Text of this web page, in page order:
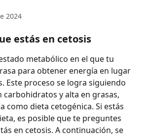
2024
estás en cetosis
metabólico en el que tu
para obtener energía en lugar
Este proceso se logra siguiendo
carbohidratos y alta en grasas,
como dieta cetogénica. Si estás
es posible que te preguntes
en cetosis. A continuación, se